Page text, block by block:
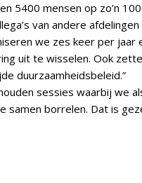
5400 mensen op zo’n
van andere
we zes keer per jaar
uit te wisselen. Ook
duurzaamheidsbeleid.”
sessies waarbij we
samen borrelen. Dat is